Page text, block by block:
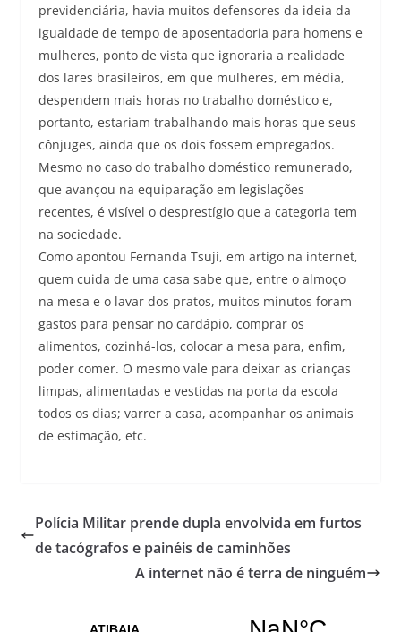
previdenciária, havia muitos defensores da ideia da
igualdade de tempo de aposentadoria para homens e
mulheres, ponto de vista que ignoraria a realidade
dos lares brasileiros, em que mulheres, em média,
despendem mais horas no trabalho doméstico e,
portanto, estariam trabalhando mais horas que seus
cônjuges, ainda que os dois fossem empregados.
Mesmo no caso do trabalho doméstico remunerado,
que avançou na equiparação em legislações
recentes, é visível o desprestígio que a categoria tem
na sociedade.
Como apontou Fernanda Tsuji, em artigo na internet,
quem cuida de uma casa sabe que, entre o almoço
na mesa e o lavar dos pratos, muitos minutos foram
gastos para pensar no cardápio, comprar os
alimentos, cozinhá-los, colocar a mesa para, enfim,
poder comer. O mesmo vale para deixar as crianças
limpas, alimentadas e vestidas na porta da escola
todos os dias; varrer a casa, acompanhar os animais
de estimação, etc.
Polícia Militar prende dupla envolvida em furtos
de tacógrafos e painéis de caminhões
A internet não é terra de ninguém